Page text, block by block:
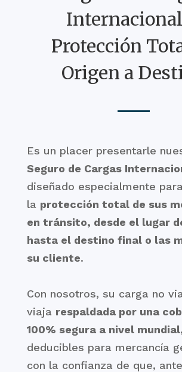
Protección
Origen a
Es un placer presentarle
Seguro de Cargas
diseñado especialmente
la protección total de sus
en tránsito, desde el lugar
hasta el destino final o las
su cliente.
Con nosotros, su carga no
viaja respaldada por una
100% segura a nivel mundial
deducibles para mercancía
con la confianza de que,